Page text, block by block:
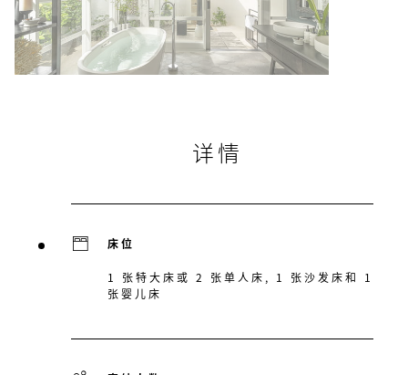
详情
床位
1 张特大床或 2 张单人床, 1 张沙发床和 1
张婴儿床